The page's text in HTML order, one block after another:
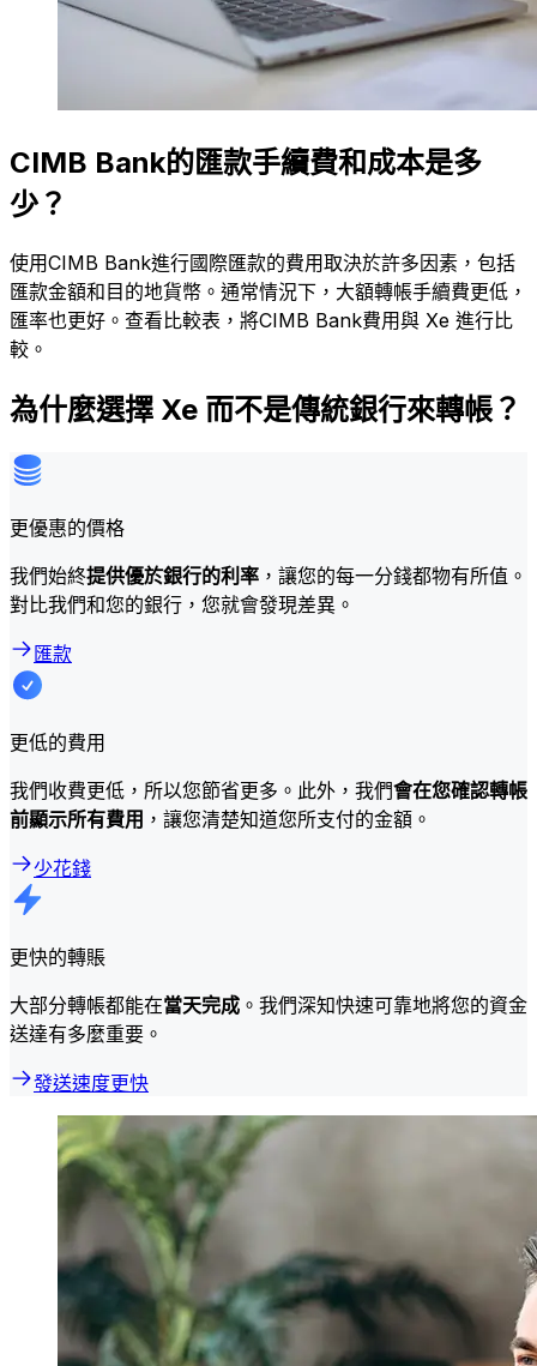
CIMB Bank的匯款手續費和成本是多
少？
使用CIMB Bank進行國際匯款的費用取決於許多因素，包括
匯款金額和目的地貨幣。通常情況下，大額轉帳手續費更低，
匯率也更好。查看比較表，將CIMB Bank費用與 Xe 進行比
較。
為什麼選擇 Xe 而不是傳統銀行來轉帳？
更優惠的價格
我們始終提供優於銀行的利率 ，讓您的每一分錢都物有所值。
對比我們和您的銀行，您就會發現差異。
匯款
更低的費用
我們收費更低，所以您節省更多。此外，我們會在您確認轉帳
前顯示所有費用 ，讓您清楚知道您所支付的金額。
少花錢
更快的轉賬
大部分轉帳都能在當天完成 。我們深知快速可靠地將您的資金
送達有多麼重要。
發送速度更快